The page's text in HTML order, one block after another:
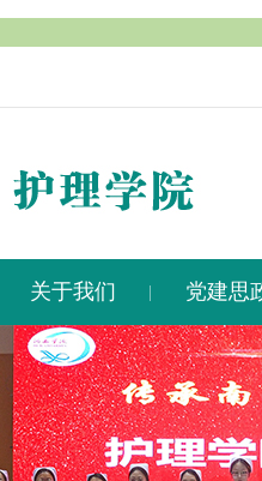
关于我们 党建思